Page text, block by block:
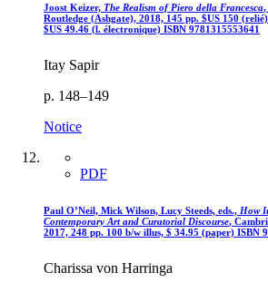
Joost Keizer, The Realism of Piero della Francesca,
Routledge (Ashgate), 2018, 145 pp. $US 150 (relié)
$US 49.46 (l. électronique) ISBN 9781315553641
Itay Sapir
p. 148–149
Notice
PDF
Paul O’Neil, Mick Wilson, Lucy Steeds, eds., How
Contemporary Art and Curatorial Discourse,
2017, 248 pp. 100 b/w illus, $ 34.95 (paper) ISBN
Charissa von Harringa